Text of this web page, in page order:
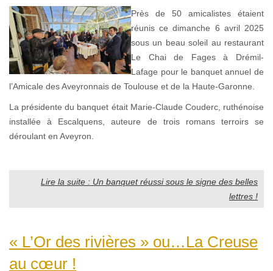
Près de 50 amicalistes étaient
réunis ce dimanche 6 avril 2025
sous un beau soleil au restaurant
Le Chai de Fages à Drémil-
Lafage pour le banquet annuel de
l’Amicale des Aveyronnais de Toulouse et de la Haute-Garonne.
La présidente du banquet était Marie-Claude Couderc, ruthénoise
installée à Escalquens, auteure de trois romans terroirs se
déroulant en Aveyron.
Lire la suite : Un banquet réussi sous le signe des belles
lettres !
« L’Or des rivières » ou…La Creuse
au cœur !